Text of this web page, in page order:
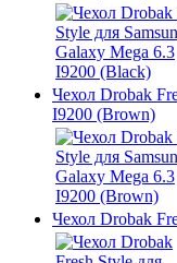
Чехол Drobak
I9200 (Brown)
Чехол Drobak